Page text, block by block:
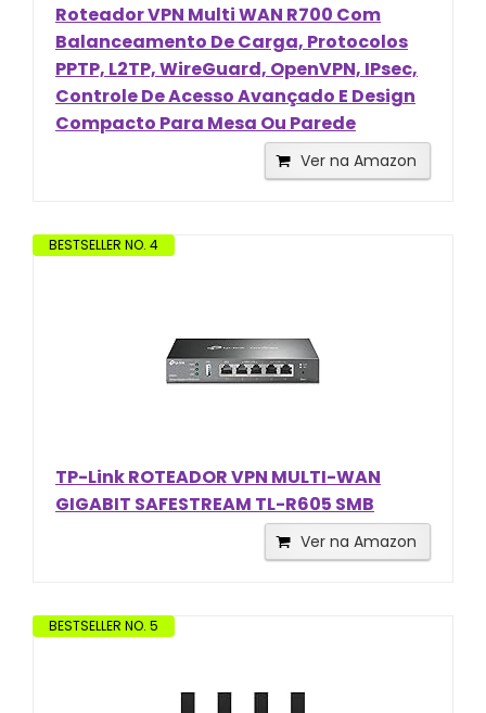
Roteador VPN Multi WAN R700 Com
Balanceamento De Carga, Protocolos
PPTP, L2TP, WireGuard, OpenVPN, IPsec,
Controle De Acesso Avançado E Design
Compacto Para Mesa Ou Parede
Ver na Amazon
BESTSELLER NO. 4
TP-Link ROTEADOR VPN MULTI-WAN
GIGABIT SAFESTREAM TL-R605 SMB
Ver na Amazon
BESTSELLER NO. 5